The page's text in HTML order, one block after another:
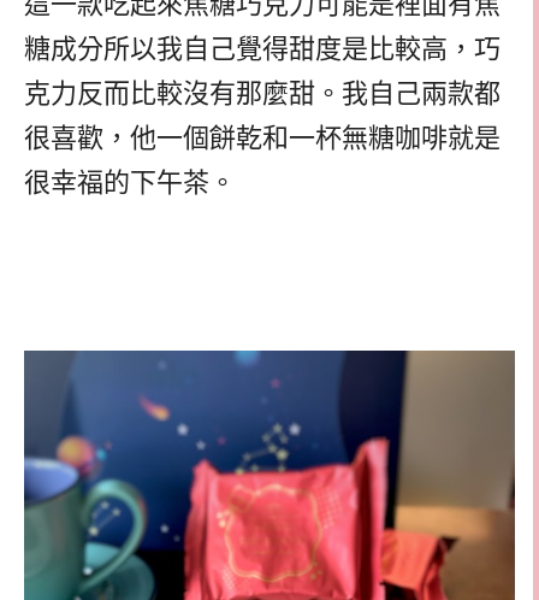
糖成分所以我自己覺得甜度是比較高，巧
克力反而比較沒有那麼甜。我自己兩款都
很喜歡，他一個餅乾和一杯無糖咖啡就是
很幸福的下午茶。